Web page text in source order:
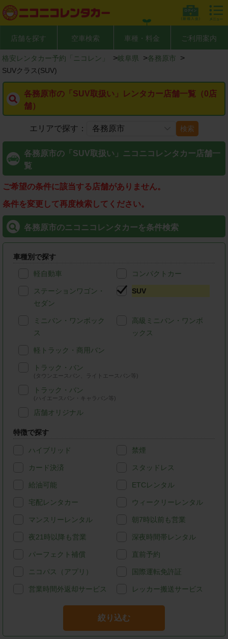
店舗を探す 空車検索 車種・料金 ご利用案内
格安レンタカー予約「ニコレン」 >岐阜県 >各務原市 >
SUVクラス(SUV)
各務原市の「SUV取扱い」レンタカー店舗一覧（0店
舗）
エリアで探す： 検索
各務原市の「SUV取扱い」ニコニコレンタカー店舗一
覧
ご希望の条件に該当する店舗がありません。
条件を変更して再度検索してください。
各務原市のニコニコレンタカーを条件検索
車種別で探す
軽自動車 コンパクトカー
ステーションワゴン・
セダン
SUV
ミニバン・ワンボック
ス
高級ミニバン・ワンボ
ックス
軽トラック・商用バン
トラック・バン
(タウンエースバン、ライトエースバン等)
トラック・バン
(ハイエースバン・キャラバン等)
店舗オリジナル
特徴で探す
ハイブリッド 禁煙
カード決済 スタッドレス
給油可能 ETCレンタル
宅配レンタカー ウィークリーレンタル
マンスリーレンタル 朝7時以前も営業
夜21時以降も営業 深夜時間帯レンタル
パーフェクト補償 直前予約
ニコパス（アプリ） 国際運転免許証
営業時間外返却サービス レッカー搬送サービス
絞り込む